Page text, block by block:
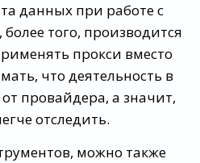
данных при работе с
того, производится
прокси вместо
что деятельность в
провайдера, а значит,
отследить.
можно также